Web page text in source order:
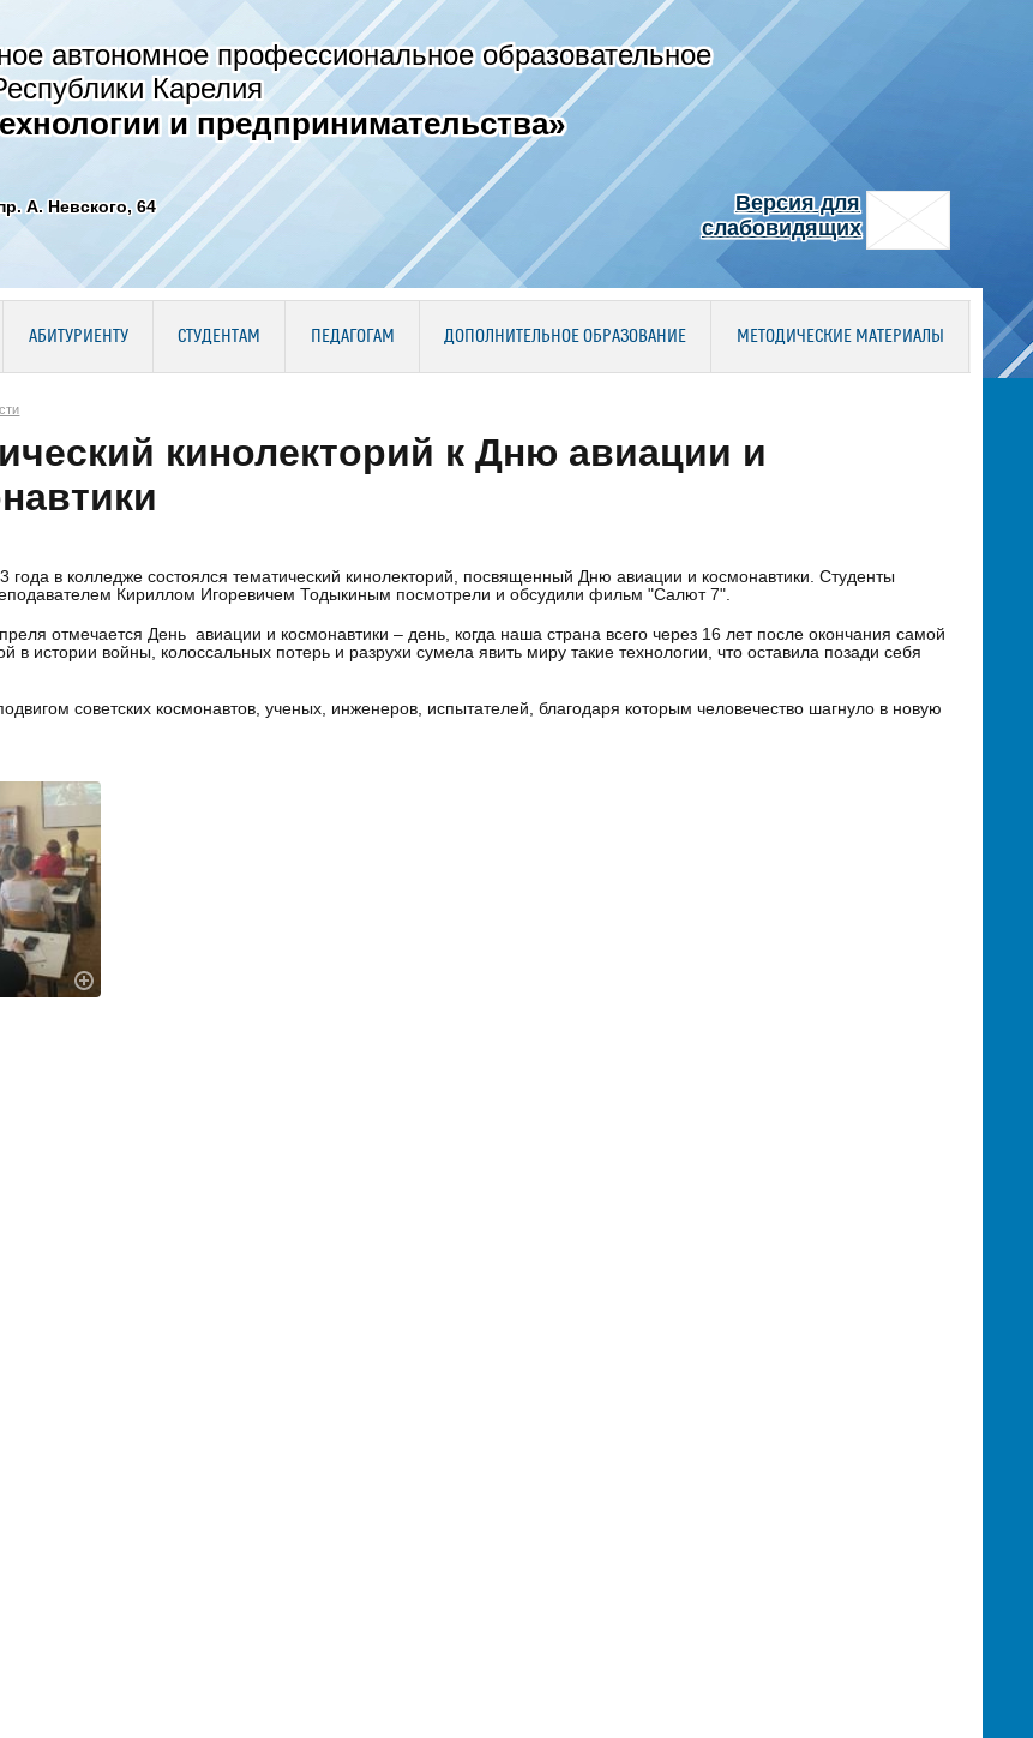
автономное профессиональное образовательное
Карелия
и предпринимательства»
А. Невского, 64
Версия для
слабовидящих
АБИТУРИЕНТУ СТУДЕНТАМ ПЕДАГОГАМ ДОПОЛНИТЕЛЬНОЕ ОБРАЗОВАНИЕ МЕТОДИЧЕСКИЕ МАТЕРИАЛЫ
кинолекторий к Дню авиации и
года в колледже состоялся тематический кинолекторий, посвященный Дню авиации и космонавтики. Студенты
Кириллом Игоревичем Тодыкиным посмотрели и обсудили фильм "Салют 7".
отмечается День авиации и космонавтики – день, когда наша страна всего через 16 лет после окончания самой
в истории войны, колоссальных потерь и разрухи сумела явить миру такие технологии, что оставила позади себя
советских космонавтов, ученых, инженеров, испытателей, благодаря которым человечество шагнуло в новую